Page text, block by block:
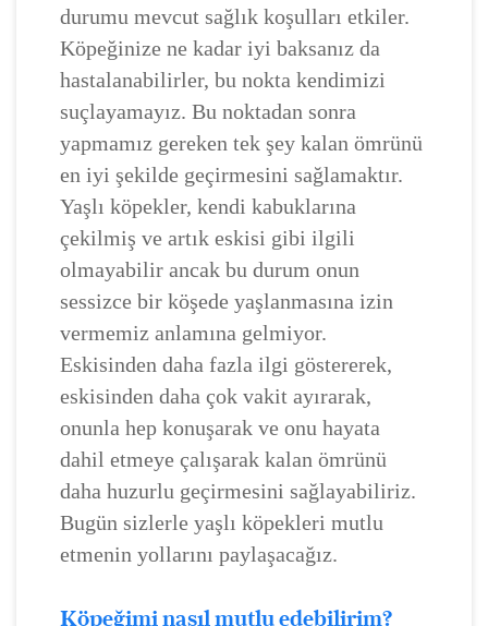
durumu mevcut sağlık koşulları etkiler.
Köpeğinize ne kadar iyi baksanız da
hastalanabilirler, bu nokta kendimizi
suçlayamayız. Bu noktadan sonra
yapmamız gereken tek şey kalan ömrünü
en iyi şekilde geçirmesini sağlamaktır.
Yaşlı köpekler, kendi kabuklarına
çekilmiş ve artık eskisi gibi ilgili
olmayabilir ancak bu durum onun
sessizce bir köşede yaşlanmasına izin
vermemiz anlamına gelmiyor.
Eskisinden daha fazla ilgi göstererek,
eskisinden daha çok vakit ayırarak,
onunla hep konuşarak ve onu hayata
dahil etmeye çalışarak kalan ömrünü
daha huzurlu geçirmesini sağlayabiliriz.
Bugün sizlerle yaşlı köpekleri mutlu
etmenin yollarını paylaşacağız.
Köpeğimi nasıl mutlu edebilirim?